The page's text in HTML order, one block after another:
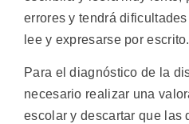
errores y tendrá
lee y expresarse por escrito.
Para el diagnóstico de la
necesario realizar una
escolar y descartar que las